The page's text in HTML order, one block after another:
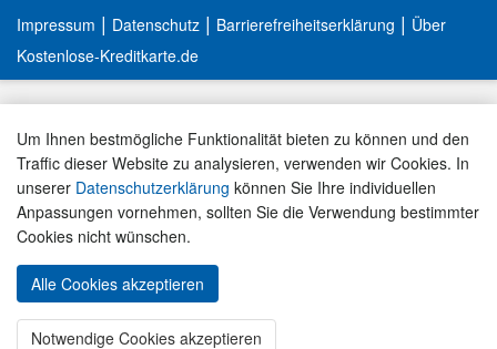
Um Ihnen bestmögliche Funktionalität bieten zu können und den
Traffic dieser Website zu analysieren, verwenden wir Cookies. In
unserer Datenschutzerklärung können Sie Ihre individuellen
Anpassungen vornehmen, sollten Sie die Verwendung bestimmter
Cookies nicht wünschen.
Alle Cookies akzeptieren
Notwendige Cookies akzeptieren
« ZUM KARTEN-VERGLEICH
Impressum | Datenschutz | Barrierefreiheitserklärung | Über
Kostenlose-Kreditkarte.de